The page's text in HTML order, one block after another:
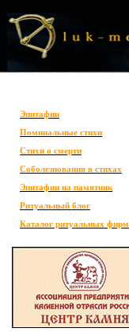
Эпитафии
Поминальные стихи
Стихи о смерти
Соболезнования в стихах
Эпитафии на памятник
Ритуальный блог
Каталог ритуальных фирм